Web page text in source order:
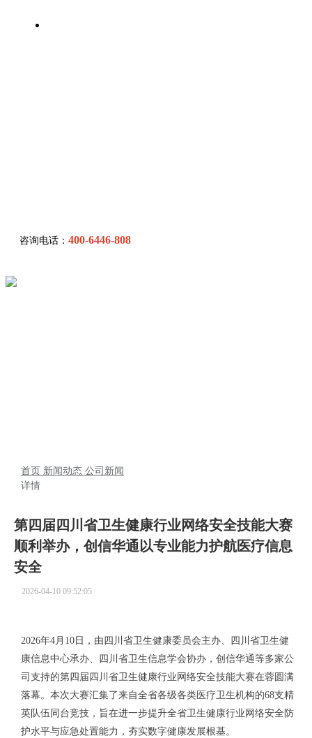
咨询电话： 400-6446-808
首页 新闻动态 公司新闻
详情
第四届四川省卫生健康行业网络安全技能大赛
顺利举办，创信华通以专业能力护航医疗信息
安全
2026-04-10 09:52:05
2026年4月10日，由四川省卫生健康委员会主办、四川省卫生健
康信息中心承办、四川省卫生信息学会协办，创信华通等多家公
司支持的第四届四川省卫生健康行业网络安全技能大赛在蓉圆满
落幕。本次大赛汇集了来自全省各级各类医疗卫生机构的68支精
英队伍同台竞技，旨在进一步提升全省卫生健康行业网络安全防
护水平与应急处置能力，夯实数字健康发展根基。